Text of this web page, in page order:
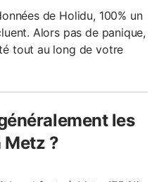
de Holidu, 100% un
Alors pas de panique,
tout au long de votre
les
Metz ?